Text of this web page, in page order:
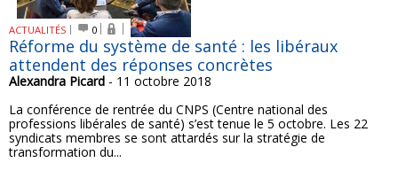
ACTUALITÉS 0
Réforme du système de santé : les libéraux
attendent des réponses concrètes
Alexandra Picard - 11 octobre 2018
La conférence de rentrée du CNPS (Centre national des
professions libérales de santé) s’est tenue le 5 octobre. Les 22
syndicats membres se sont attardés sur la stratégie de
transformation du...